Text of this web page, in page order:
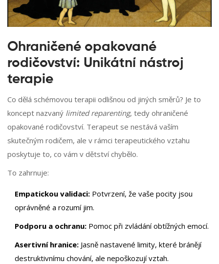
Ohraničené opakované
rodičovství: Unikátní nástroj
terapie
Co dělá schémovou terapii odlišnou od jiných směrů? Je to
koncept nazvaný limited reparenting, tedy ohraničené
opakované rodičovství. Terapeut se nestává vaším
skutečným rodičem, ale v rámci terapeutického vztahu
poskytuje to, co vám v dětství chybělo.
To zahrnuje:
Empatickou validaci: Potvrzení, že vaše pocity jsou
oprávněné a rozumí jim.
Podporu a ochranu: Pomoc při zvládání obtížných emocí.
Asertivní hranice: Jasně nastavené limity, které bránějí
destruktivnímu chování, ale nepoškozují vztah.